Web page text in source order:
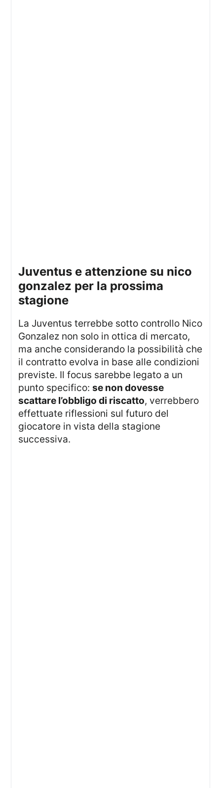
juventus e attenzione su nico
gonzalez per la prossima
stagione
La Juventus terrebbe sotto controllo Nico
Gonzalez non solo in ottica di mercato,
ma anche considerando la possibilità che
il contratto evolva in base alle condizioni
previste. Il focus sarebbe legato a un
punto specifico:se non dovesse
scattare l’obbligo di riscatto, verrebbero
effettuate riflessioni sul futuro del
giocatore in vista della stagione
successiva.